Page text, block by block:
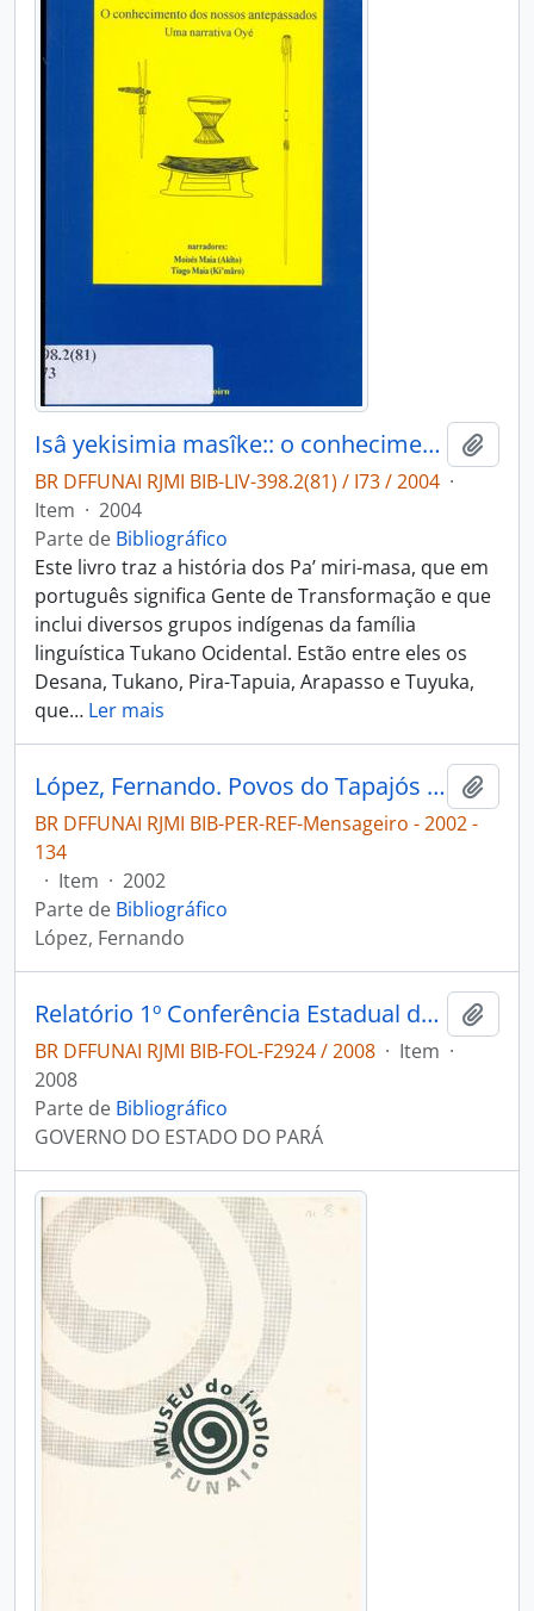
Isâ yekisimia masîke:: o conhecimento dos nossos antepassados uma narrativa Oyé.
BR DFFUNAI RJMI BIB-LIV-398.2(81) / I73 / 2004 ·
Item · 2004
Parte de Bibliográfico
Este livro traz a história dos Pa’ miri-masa, que em
português significa Gente de Transformação e que
inclui diversos grupos indígenas da família
linguística Tukano Ocidental. Estão entre eles os
Desana, Tukano, Pira-Tapuia, Arapasso e Tuyuka,
que… Ler mais
López, Fernando. Povos do Tapajós e Arapiuns em marcha pela demarcação de sua terra [Mensageiro]
BR DFFUNAI RJMI BIB-PER-REF-Mensageiro - 2002 -
134
· Item · 2002
Parte de Bibliográfico
López, Fernando
Relatório 1º Conferência Estadual dos Povos Indígenas: 7-9 de agosto de 2008.
BR DFFUNAI RJMI BIB-FOL-F2924 / 2008 · Item ·
2008
Parte de Bibliográfico
GOVERNO DO ESTADO DO PARÁ